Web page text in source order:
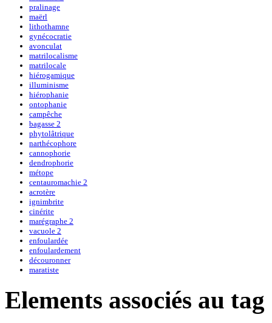
pralinage
maërl
lithothamne
gynécocratie
avonculat
matrilocalisme
matrilocale
hiérogamique
illuminisme
hiérophanie
ontophanie
campêche
bagasse 2
phytolâtrique
narthécophore
cannophorie
dendrophorie
métope
centauromachie 2
acrotère
ignimbrite
cinérite
marégraphe 2
vacuole 2
enfoulardée
enfoulardement
découronner
maratiste
Elements associés au